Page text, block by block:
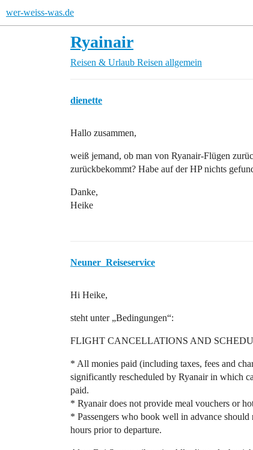
wer-weiss-was.de
Ryainair
Reisen & Urlaub Reisen allgemein
dienette
Hallo zusammen,
weiß jemand, ob man von Ryanair-Flügen
zurückbekommt? Habe auf der HP nichts
Danke,
Heike
Neuner_Reiseservice
Hi Heike,
steht unter „Bedingungen“:
FLIGHT CANCELLATIONS AND
* All monies paid (including taxes, fees and
significantly rescheduled by Ryanair in which
paid.
* Ryanair does not provide meal vouchers or
* Passengers who book well in advance
hours prior to departure.